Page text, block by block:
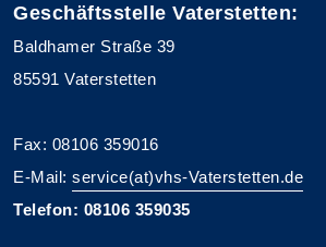
Geschäftsstelle Vaterstetten:
Baldhamer Straße 39
85591 Vaterstetten
Fax: 08106 359016
E-Mail: service(at)vhs-Vaterstetten.de
Telefon: 08106 359035